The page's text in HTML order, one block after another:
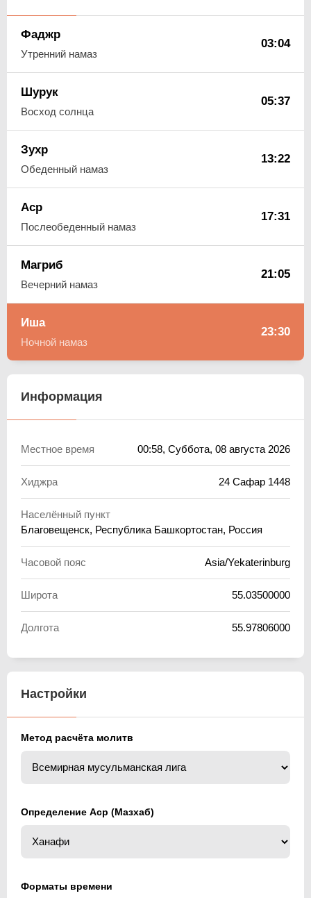
Фаджр
Утренний намаз
03:04
Шурук
Восход солнца
05:37
Зухр
Обеденный намаз
13:22
Аср
Послеобеденный намаз
17:31
Магриб
Вечерний намаз
21:05
Иша
Ночной намаз
23:30
Информация
Местное время 00:58, Суббота, 08 августа 2026
Хиджра 24 Сафар 1448
Населённый пункт
Благовещенск, Республика Башкортостан, Россия
Часовой пояс Asia/Yekaterinburg
Широта 55.03500000
Долгота 55.97806000
Настройки
Метод расчёта молитв
Определение Аср (Мазхаб)
Форматы времени